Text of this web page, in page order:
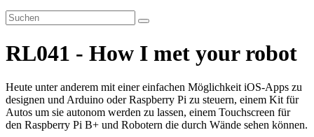
RL041 - How I met your robot
Heute unter anderem mit einer einfachen Möglichkeit iOS-Apps zu
designen und Arduino oder Raspberry Pi zu steuern, einem Kit für
Autos um sie autonom werden zu lassen, einem Touchscreen für
den Raspberry Pi B+ und Robotern die durch Wände sehen können.